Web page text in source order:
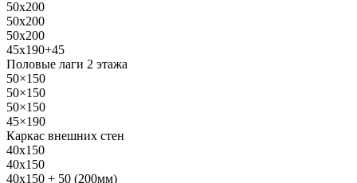
50х200
50х200
50х200
45х190+45
Половые лаги 2 этажа
50×150
50×150
50×150
45×190
Каркас внешних стен
40х150
40х150
40х150 + 50 (200мм)